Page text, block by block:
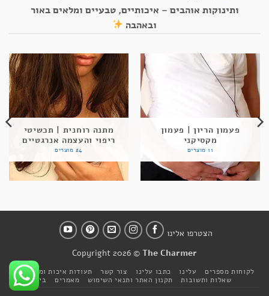
ותינוקות אוהבים – איכותיים, טבעיים ומלאים באור
ובאהבה
פעמון הריון | פעמון
מקסיקני
11 מוצרים
מתנה רוחנית | תכשיטי
ריפוי והעצמה אנרגטיים
24 מוצרים
הצטרפו אלינו
Copyright 2026 © The Charmer
לקוחות מספרים עלינו כתבו עלינו צור קשר
תעודות איכות ומקוריות
שאלות ותשובות
תקנון האתר ותנאי השימוש מאמרים בית